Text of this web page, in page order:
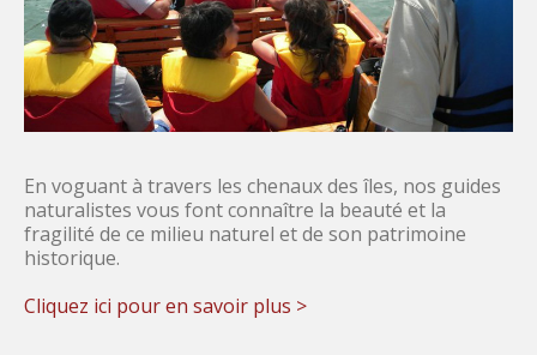
En voguant à travers les chenaux des îles, nos guides
naturalistes vous font connaître la beauté et la
fragilité de ce milieu naturel et de son patrimoine
historique.
Cliquez ici pour en savoir plus >